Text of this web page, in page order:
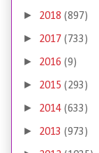
► 2018 (897)
► 2017 (733)
► 2016 (9)
► 2015 (293)
► 2014 (633)
► 2013 (973)